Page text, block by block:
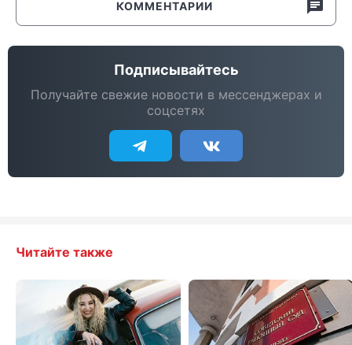
КОММЕНТАРИИ
Подписывайтесь
Получайте свежие новости в мессенджерах и
соцсетях
Читайте также